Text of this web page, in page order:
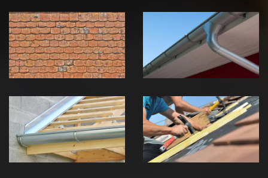
démoussage de
toiture 39
Jura
pose de
gouttière 39
Jura
Pose de
Chéneau 39
Jura
Réparation de
toiture 39
Jura